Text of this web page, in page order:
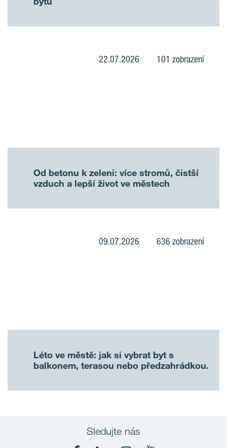
22.07.2026 101 zobrazení
Od betonu k zeleni: více stromů, čistší
vzduch a lepší život ve městech
09.07.2026 636 zobrazení
Léto ve městě: jak si vybrat byt s
balkonem, terasou nebo předzahrádkou.
Sledujte nás